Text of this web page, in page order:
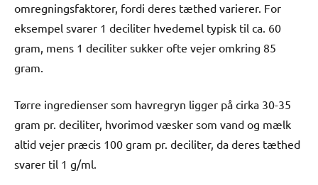
omregningsfaktorer, fordi deres tæthed varierer. For
eksempel svarer 1 deciliter hvedemel typisk til ca. 60
gram, mens 1 deciliter sukker ofte vejer omkring 85
gram.
Tørre ingredienser som havregryn ligger på cirka 30-35
gram pr. deciliter, hvorimod væsker som vand og mælk
altid vejer præcis 100 gram pr. deciliter, da deres tæthed
svarer til 1 g/ml.